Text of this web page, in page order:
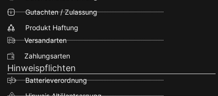
Gutachten / Zulassung
Produkt Haftung
Versandarten
Zahlungsarten
Hinweispflichten
Batterieverordnung